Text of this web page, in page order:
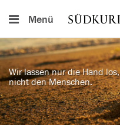
Menü
Wir lassen nur die Hand los,
nicht den Menschen.